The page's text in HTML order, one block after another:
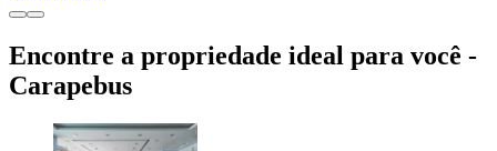
Encontre a propriedade ideal para você -
Carapebus